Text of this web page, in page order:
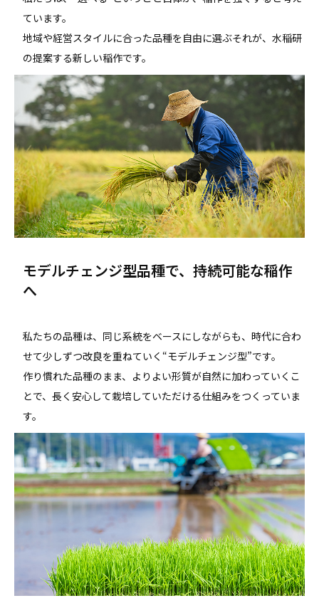
ています。
地域や経営スタイルに合った品種を自由に選ぶ――それが、水稲研
の提案する新しい稲作です。
モデルチェンジ型品種で、持続可能な稲作
へ
私たちの品種は、同じ系統をベースにしながらも、時代に合わ
せて少しずつ改良を重ねていく“モデルチェンジ型”です。
作り慣れた品種のまま、よりよい形質が自然に加わっていくこ
とで、長く安心して栽培していただける仕組みをつくっていま
す。